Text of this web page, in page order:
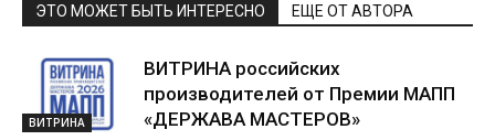
ЭТО МОЖЕТ БЫТЬ ИНТЕРЕСНО ЕЩЕ ОТ АВТОРА
ВИТРИНА
ВИТРИНА российских
производителей от Премии МАПП
«ДЕРЖАВА МАСТЕРОВ»